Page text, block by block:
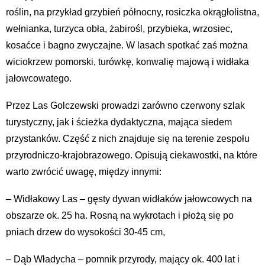
roślin, na przykład grzybień północny, rosiczka okrągłolistna,
wełnianka, turzyca obła, żabirośl, przybieka, wrzosiec,
kosaćce i bagno zwyczajne. W lasach spotkać zaś można
wiciokrzew pomorski, turówkę, konwalię majową i widłaka
jałowcowatego.
Przez Las Golczewski prowadzi zarówno czerwony szlak
turystyczny, jak i ścieżka dydaktyczna, mająca siedem
przystanków. Część z nich znajduje się na terenie zespołu
przyrodniczo-krajobrazowego. Opisują ciekawostki, na które
warto zwrócić uwagę, między innymi:
– Widłakowy Las – gęsty dywan widłaków jałowcowych na
obszarze ok. 25 ha. Rosną na wykrotach i płożą się po
pniach drzew do wysokości 30-45 cm,
– Dąb Władycha – pomnik przyrody, mający ok. 400 lat i